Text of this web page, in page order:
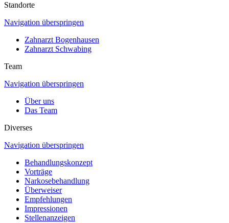
Standorte
Navigation überspringen
Zahnarzt Bogenhausen
Zahnarzt Schwabing
Team
Navigation überspringen
Über uns
Das Team
Diverses
Navigation überspringen
Behandlungskonzept
Vorträge
Narkosebehandlung
Überweiser
Empfehlungen
Impressionen
Stellenanzeigen